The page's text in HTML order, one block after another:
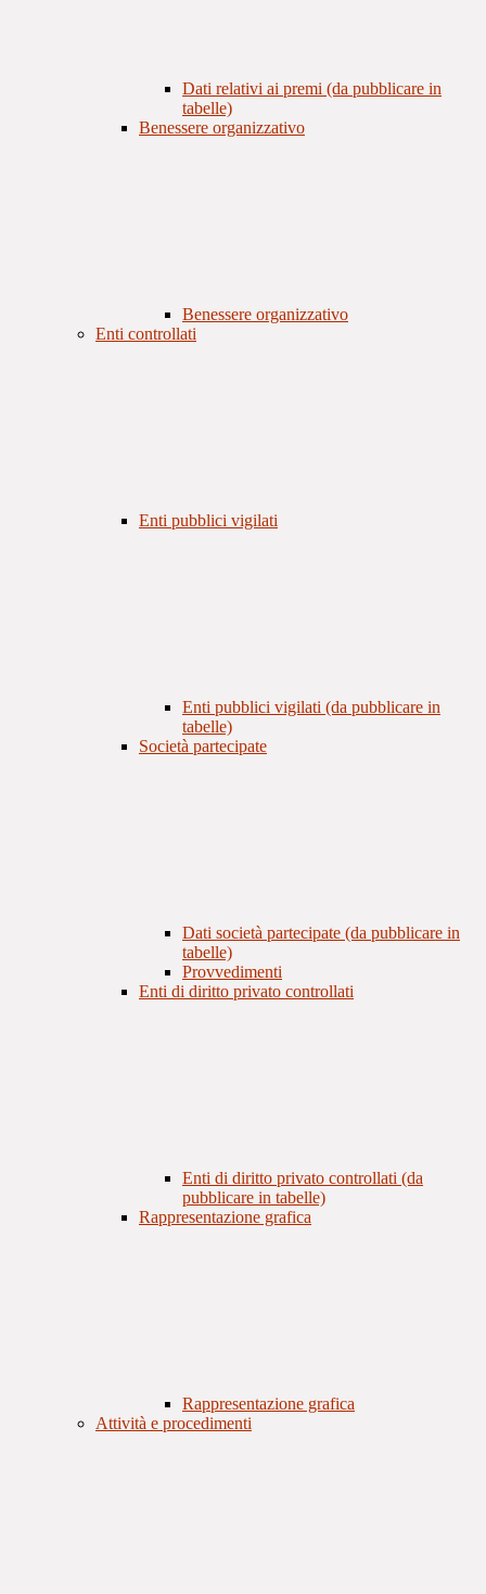
Dati relativi ai premi (da pubblicare in
tabelle)
Benessere organizzativo
Benessere organizzativo
Enti controllati
Enti pubblici vigilati
Enti pubblici vigilati (da pubblicare in
tabelle)
Società partecipate
Dati società partecipate (da pubblicare in
tabelle)
Provvedimenti
Enti di diritto privato controllati
Enti di diritto privato controllati (da
pubblicare in tabelle)
Rappresentazione grafica
Rappresentazione grafica
Attività e procedimenti